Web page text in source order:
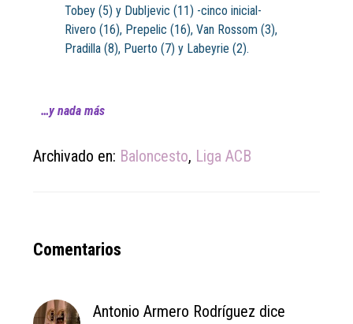
Tobey (5) y Dubljevic (11) -cinco inicial-
Rivero (16), Prepelic (16), Van Rossom (3),
Pradilla (8), Puerto (7) y Labeyrie (2).
…y nada más
Archivado en: Baloncesto, Liga ACB
Reader
Comentarios
Antonio Armero Rodríguez dice